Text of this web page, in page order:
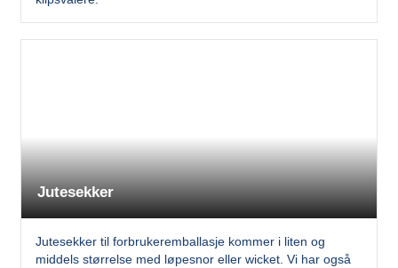
Jutesekker
Jutesekker til forbrukeremballasje kommer i liten og
middels størrelse med løpesnor eller wicket. Vi har også